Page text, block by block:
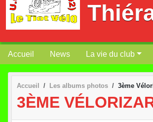
Accueil News La vie du club
Accueil Les albums photos 3ème
3ÈME